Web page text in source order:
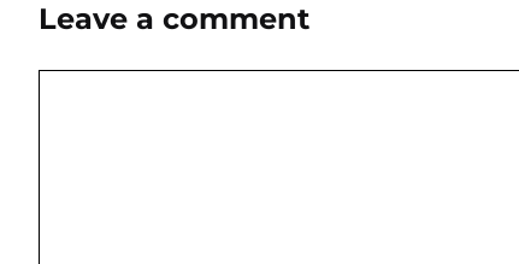
Leave a comment